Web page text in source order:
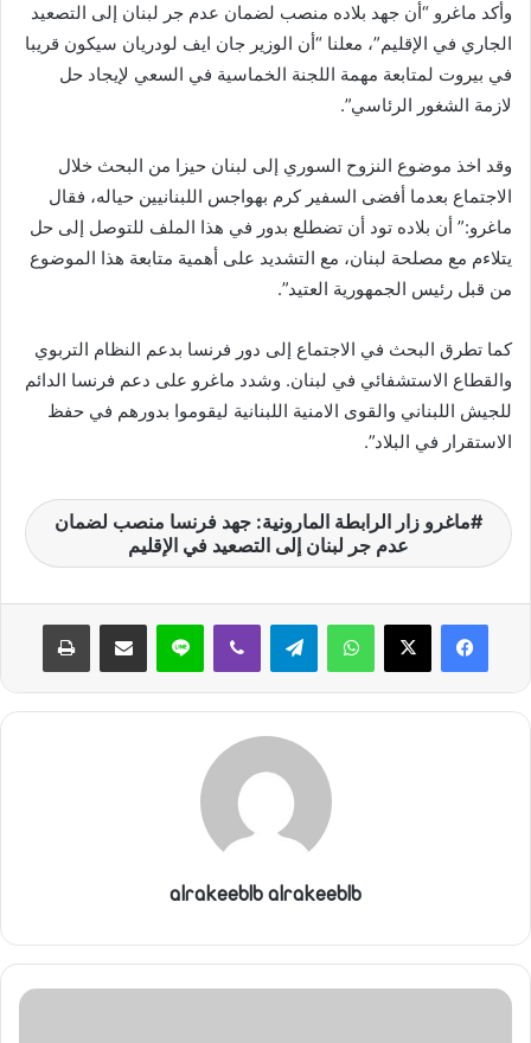
ر
و
ن
وأكد ماغرو “أن جهد بلاده منصب لضمان عدم جر لبنان إلى التصعيد
الجاري في الإقليم”، معلنا “أن الوزير جان ايف لودريان سيكون قريبا
في بيروت لمتابعة مهمة اللجنة الخماسية في السعي لإيجاد حل
لازمة الشغور الرئاسي”.
وقد اخذ موضوع النزوح السوري إلى لبنان حيزا من البحث خلال
الاجتماع بعدما أفضى السفير كرم بهواجس اللبنانيين حياله، فقال
ماغرو:” أن بلاده تود أن تضطلع بدور في هذا الملف للتوصل إلى حل
يتلاءم مع مصلحة لبنان، مع التشديد على أهمية متابعة هذا الموضوع
من قبل رئيس الجمهورية العتيد”.
كما تطرق البحث في الاجتماع إلى دور فرنسا بدعم النظام التربوي
والقطاع الاستشفائي في لبنان. وشدد ماغرو على دعم فرنسا الدائم
للجيش اللبناني والقوى الامنية اللبنانية ليقوموا بدورهم في حفظ
الاستقرار في البلاد”.
ماغرو زار الرابطة المارونية: جهد فرنسا منصب لضمان
عدم جر لبنان إلى التصعيد في الإقليم
واتساب لاين
alrakeeblb alrakeeblb